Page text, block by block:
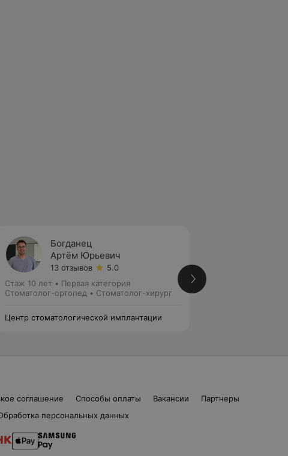
Богданец
Артём Юрьевич
13 отзывов
5.0
Стаж 10 лет • Первая категория
Стоматолог-ортопед • Стоматолог-хирург
Центр стоматологической имплантации
соглашение Способы оплаты Вакансии
Партнеры
персональных данных